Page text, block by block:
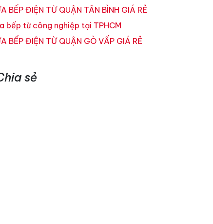
BẾP ĐIỆN TỪ QUẬN TÂN BÌNH GIÁ RẺ
bếp từ công nghiệp tại TPHCM
BẾP ĐIỆN TỪ QUẬN GÒ VẤP GIÁ RẺ
sẻ